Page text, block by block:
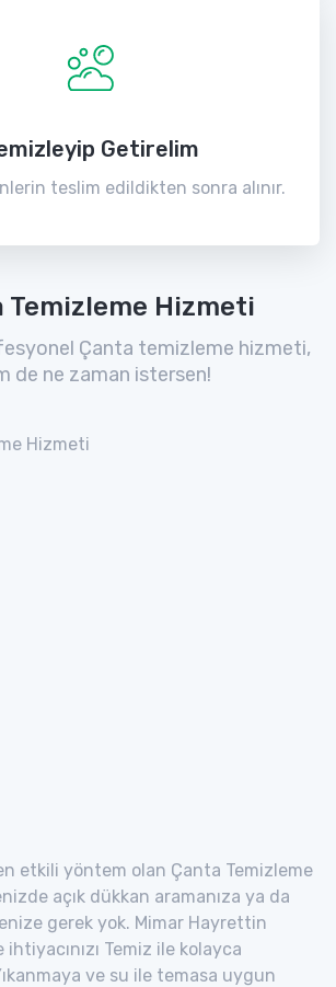
Getirelim
teslim edildikten sonra alınır.
Temizleme Hizmeti
Çanta temizleme hizmeti,
de ne zaman istersen!
etkili yöntem olan Çanta Temizleme
açık dükkan aramanıza ya da
gerek yok. Mimar Hayrettin
Temiz ile kolayca
ve su ile temasa uygun